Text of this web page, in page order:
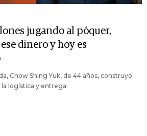
jugando al póquer,
dinero y hoy es
Chow Shing Yuk, de 44 años, construyó
logística y entrega.